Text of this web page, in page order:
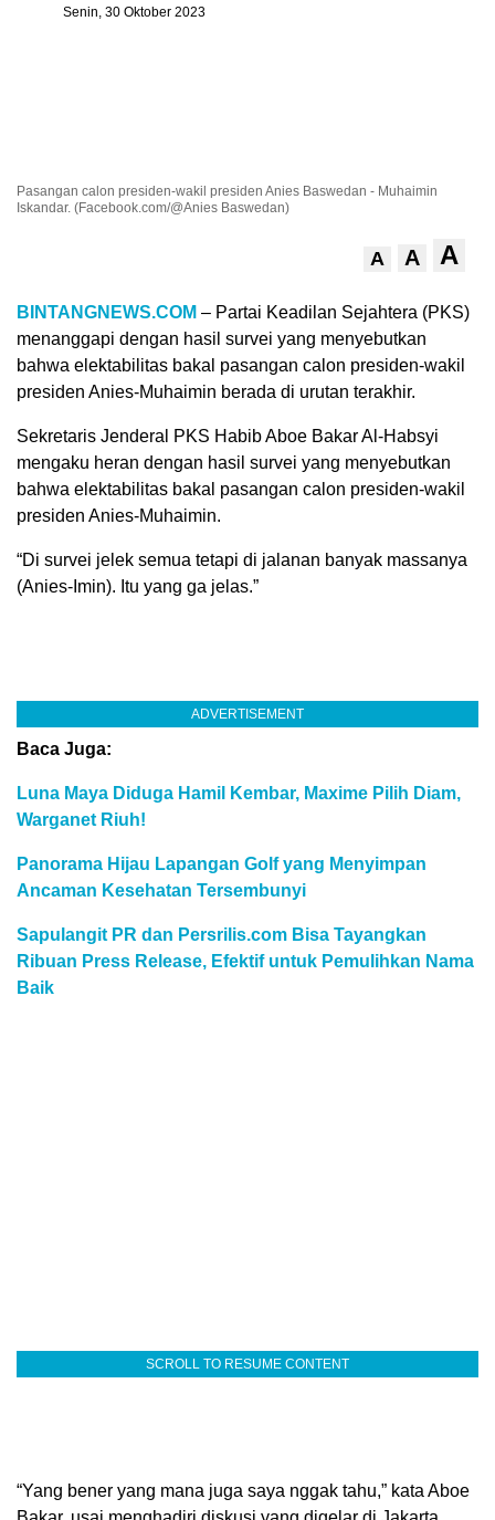
Senin, 30 Oktober 2023
Pasangan calon presiden-wakil presiden Anies Baswedan - Muhaimin
Iskandar. (Facebook.com/@Anies Baswedan)
A A A
BINTANGNEWS.COM – Partai Keadilan Sejahtera (PKS)
menanggapi dengan hasil survei yang menyebutkan
bahwa elektabilitas bakal pasangan calon presiden-wakil
presiden Anies-Muhaimin berada di urutan terakhir.
Sekretaris Jenderal PKS Habib Aboe Bakar Al-Habsyi
mengaku heran dengan hasil survei yang menyebutkan
bahwa elektabilitas bakal pasangan calon presiden-wakil
presiden Anies-Muhaimin.
“Di survei jelek semua tetapi di jalanan banyak massanya
(Anies-Imin). Itu yang ga jelas.”
ADVERTISEMENT
Baca Juga:
Luna Maya Diduga Hamil Kembar, Maxime Pilih Diam,
Warganet Riuh!
Panorama Hijau Lapangan Golf yang Menyimpan
Ancaman Kesehatan Tersembunyi
Sapulangit PR dan Persrilis.com Bisa Tayangkan
Ribuan Press Release, Efektif untuk Pemulihkan Nama
Baik
SCROLL TO RESUME CONTENT
“Yang bener yang mana juga saya nggak tahu,” kata Aboe